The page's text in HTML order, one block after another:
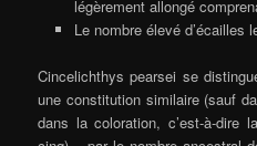
légèrement allongé
Le nombre élevé d’écailles
Cincelichthys pearsei se
une constitution similaire (sauf
dans la coloration, c’est-à-dire